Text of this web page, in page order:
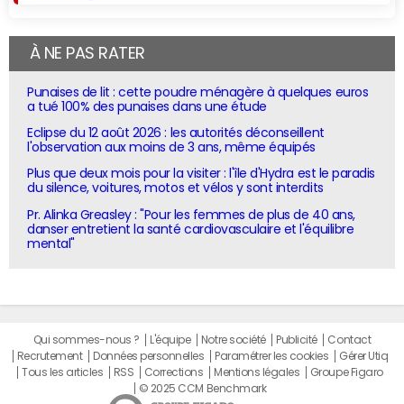
À NE PAS RATER
Punaises de lit : cette poudre ménagère à quelques euros
a tué 100% des punaises dans une étude
Eclipse du 12 août 2026 : les autorités déconseillent
l'observation aux moins de 3 ans, même équipés
Plus que deux mois pour la visiter : l'île d'Hydra est le paradis
du silence, voitures, motos et vélos y sont interdits
Pr. Alinka Greasley : "Pour les femmes de plus de 40 ans,
danser entretient la santé cardiovasculaire et l'équilibre
mental"
Qui sommes-nous ? L'équipe Notre société Publicité
Contact
Recrutement
Données personnelles Paramétrer les cookies
Gérer Utiq
Tous les articles
RSS Corrections Mentions légales
Groupe Figaro
© 2025 CCM Benchmark